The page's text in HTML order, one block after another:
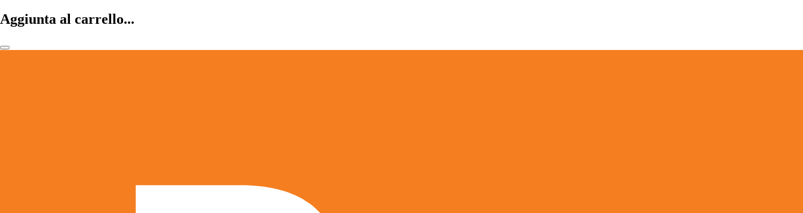
Aggiunta al carrello...